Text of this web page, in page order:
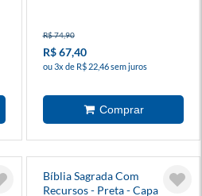
R$ 74,90
R$ 67,40
ou 3x de R$ 22,46 sem juros
Bíblia Sagrada Com
Recursos - Preta - Capa